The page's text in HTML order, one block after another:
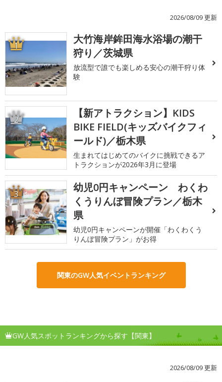
2026/08/09 更新
1
大竹海岸鉾田海水浴場の潮干
狩り／茨城県
放流型で誰でも楽しめる安心の潮干狩り体
験
2
【新アトラクション】KIDS
BIKE FIELD(キッズバイクフィ
ールド)／栃木県
生まれてはじめてのバイクに挑戦できるア
トラクションが2026年3月に登場
3
幼児0円キャンペーン わくわ
くうりんぼ冒険プラン／栃木
県
幼児0円キャンペーンが開催「わくわくう
りんぼ冒険プラン」がお得
関東のGW人気イベントランキング
GW人気スポットランキングから探す【関東】
2026/08/09 更新